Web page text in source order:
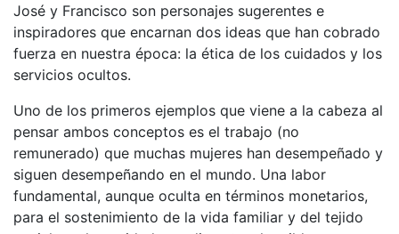
José y Francisco son personajes sugerentes e
inspiradores que encarnan dos ideas que han cobrado
fuerza en nuestra época: la ética de los cuidados y los
servicios ocultos.
Uno de los primeros ejemplos que viene a la cabeza al
pensar ambos conceptos es el trabajo (no
remunerado) que muchas mujeres han desempeñado y
siguen desempeñando en el mundo. Una labor
fundamental, aunque oculta en términos monetarios,
para el sostenimiento de la vida familiar y del tejido